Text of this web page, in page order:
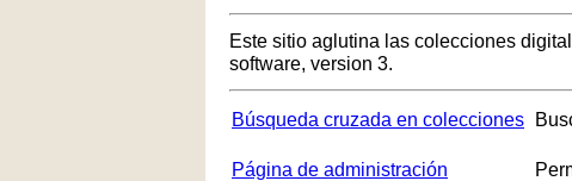
Este sitio aglutina las colecciones
software, version 3.
Búsqueda cruzada en colecciones
Página de administración